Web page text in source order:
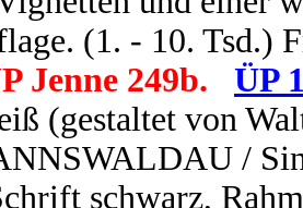
(1. - 10. Tsd.)
Jenne 249b.
ÜP
(gestaltet von
/
schwarz,